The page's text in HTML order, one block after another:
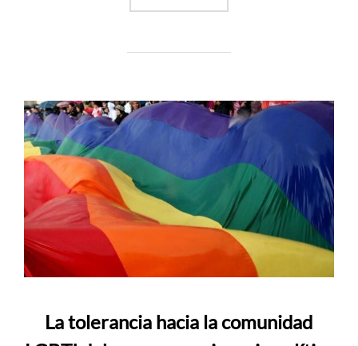
La tolerancia hacia la comunidad